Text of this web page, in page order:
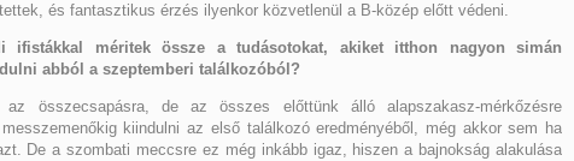
és fantasztikus érzés ilyenkor közvetlenül a B-közép előtt védeni.
ifistákkal méritek össze a tudásotokat, akiket itthon nagyon simán
abból a szeptemberi találkozóból?
összecsapásra, de az összes előttünk álló alapszakasz-mérkőzésre
kiindulni az első találkozó eredményéből, még akkor sem ha
De a szombati meccsre ez még inkább igaz, hiszen a bajnokság alakulása